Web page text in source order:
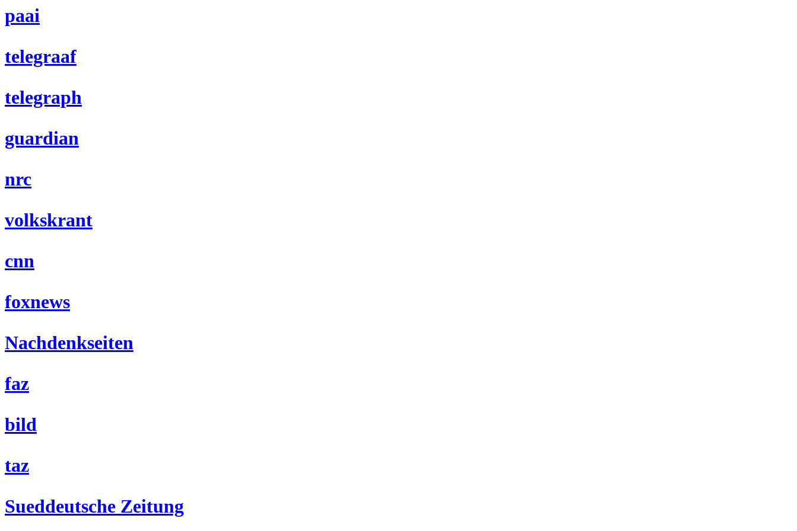
paai
telegraaf
telegraph
guardian
nrc
volkskrant
cnn
foxnews
Nachdenkseiten
faz
bild
taz
Sueddeutsche Zeitung